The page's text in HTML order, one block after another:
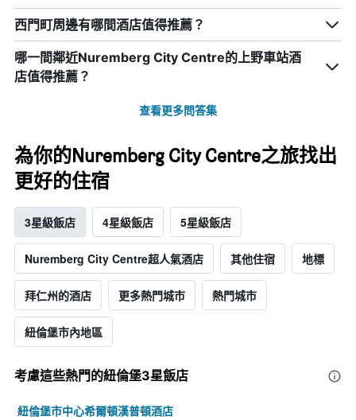
西門町周邊有哪間酒店值得推薦？
哪一間鄰近Nuremberg City Centre的上野車站酒
店值得推薦？
查看更多問答集
為你的Nuremberg City Centre之旅找出
更好的住宿
3星級飯店 4星級飯店 5星級飯店
Nuremberg City Centre超人氣酒店 其他住宿 地標
拜仁州的酒店 更多熱門城市 熱門城市
紐倫堡市內地區
考慮這些熱門的紐倫堡3星​飯店
紐倫堡市中心希爾頓漢普頓酒店